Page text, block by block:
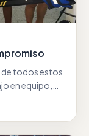
de todos estos
en equipo,